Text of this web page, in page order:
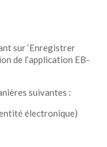
sur ‘Enregistrer
de l’application EB-
suivantes :
électronique)